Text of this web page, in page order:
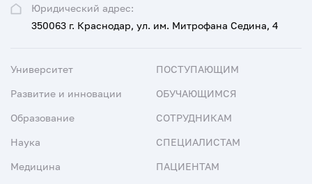
Юридический адрес:
350063 г. Краснодар, ул. им. Митрофана Седина, 4
Университет
Развитие и инновации
Образование
Наука
Медицина
ПОСТУПАЮЩИМ
ОБУЧАЮЩИМСЯ
СОТРУДНИКАМ
СПЕЦИАЛИСТАМ
ПАЦИЕНТАМ